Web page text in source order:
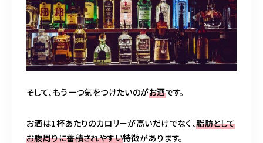
そして、もう一つ気をつけたいのがお酒です。
お酒は1杯あたりのカロリーが高いだけでなく、脂肪として
お腹周りに蓄積されやすい特徴があります。